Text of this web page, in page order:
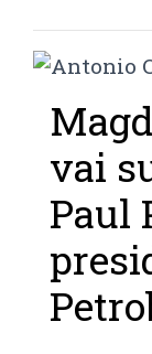
vai
Paul